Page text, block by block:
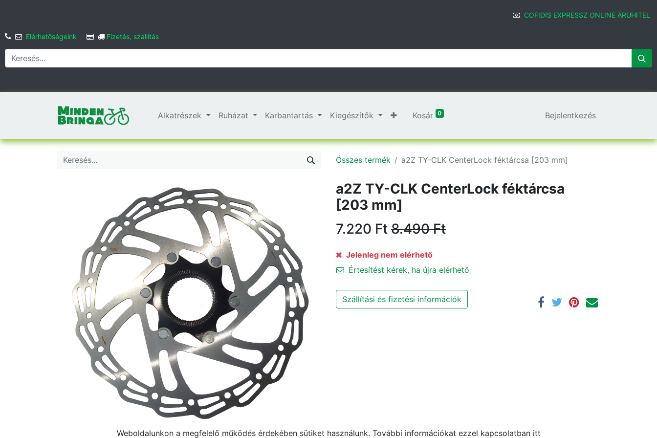
COFIDIS EXPRESSZ ONLINE ÁRUHITEL
Elérhetőségeink Fizetés, szállítás
Alkatrészek Ruházat Karbantartás Kiegészítők Kosár 0 Bejelentkezés
Összes termék a2Z TY-CLK CenterLock féktárcsa [203 mm]
a2Z TY-CLK CenterLock féktárcsa
[203 mm]
7.220 Ft 8.490Ft
Jelenleg nem elérhető
Értesítést kérek, ha újra elérhető
Szállítási és fizetési információk
Weboldalunkon a megfelelő működés érdekében sütiket használunk. További információkat ezzel kapcsolatban itt